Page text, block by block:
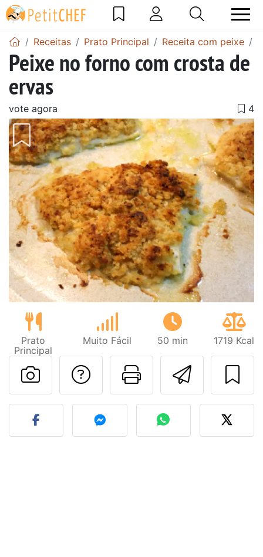
Receitas Prato Principal Receita com peixe
Peixe no forno com crosta de
ervas
vote agora
Prato
Principal
Muito Fácil 50 min 1719 Kcal
Imprima
Falar com o autor
Fez esta receita?